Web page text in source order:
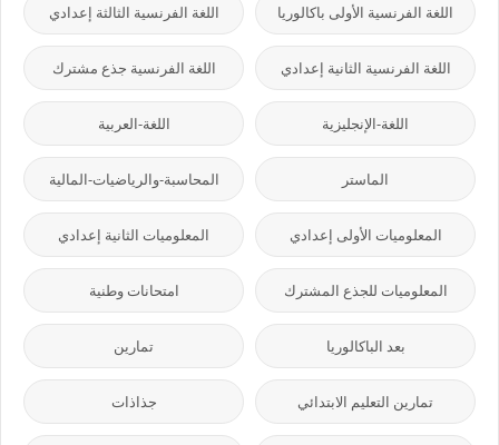
اللغة الفرنسية الأولى باكالوريا اللغة الفرنسية الثالثة إعدادي
اللغة الفرنسية الثانية إعدادي اللغة الفرنسية جذع مشترك
اللغة-الإنجليزية اللغة-العربية
الماستر المحاسبة-والرياضيات-المالية
المعلوميات الأولى إعدادي المعلوميات الثانية إعدادي
المعلوميات للجذع المشترك امتحانات وطنية
بعد الباكالوريا تمارين
تمارين التعليم الابتدائي جذاذات